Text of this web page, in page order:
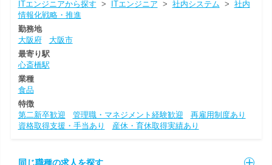
ITエンジニアから探す > ITエンジニア > 社内システム > 社内
情報化戦略・推進
勤務地
大阪府
大阪市
最寄り駅
心斎橋駅
業種
食品
特徴
第二新卒歓迎
管理職・マネジメント経験歓迎
再雇用制度あり
資格取得支援・手当あり
産休・育休取得実績あり
同じ職種の求人を探す